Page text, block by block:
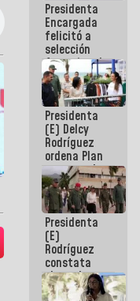
Presidenta
Encargada
felicitó a
selección
femenina de
baloncesto
por su
clasificación
a la
AmeriCup
2027
Presidenta
(E) Delcy
Rodríguez
ordena Plan
maestro de
desarrollo
logístico y
turístico
para La
Guaira
Presidenta
(E)
Rodríguez
constata
obras de
rehabilitación